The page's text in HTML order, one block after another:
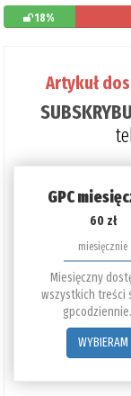
18%
Artykuł
GPC
60 zł
miesięcznie
Miesięczny
wszystkich treści
WYBIERAM